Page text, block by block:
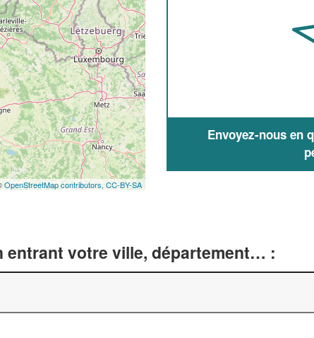
OpenStreetMap contributors, CC-BY-SA
Envoyez-nous en
entrant votre ville, département… :